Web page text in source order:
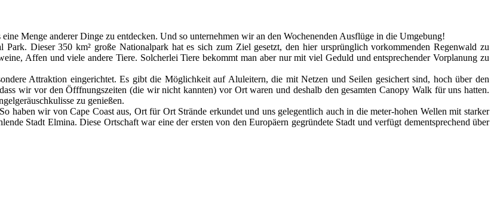
Menge anderer Dinge zu entdecken. Und so unternehmen wir an den Wochenenden Ausflüge in die Umgebung!
Dieser 350 km² große Nationalpark hat es sich zum Ziel gesetzt, den hier ursprünglich vorkommenden Regenwald zu
Affen und viele andere Tiere. Solcherlei Tiere bekommt man aber nur mit viel Geduld und entsprechender Vorplanung zu
Attraktion eingerichtet. Es gibt die Möglichkeit auf Aluleitern, die mit Netzen und Seilen gesichert sind, hoch über den
wir vor den Öfffnungszeiten (die wir nicht kannten) vor Ort waren und deshalb den gesamten Canopy Walk für uns hatten.
zu genießen.
haben wir von Cape Coast aus, Ort für Ort Strände erkundet und uns gelegentlich auch in die meter-hohen Wellen mit starker
Stadt Elmina. Diese Ortschaft war eine der ersten von den Europäern gegründete Stadt und verfügt dementsprechend über